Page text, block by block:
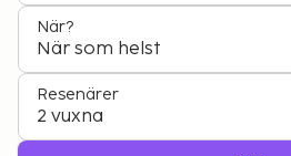
När?
När som helst
Resenärer
2 vuxna